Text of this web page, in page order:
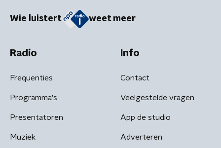
Wie luistert weet meer
Radio
Frequenties
Programma's
Presentatoren
Muziek
Info
Contact
Veelgestelde vragen
App de studio
Adverteren